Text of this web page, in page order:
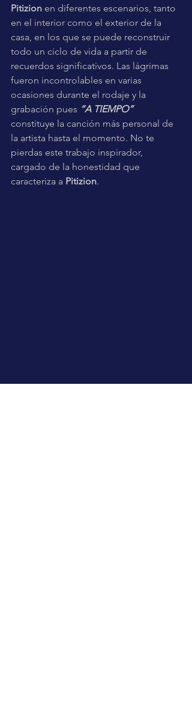
Pitizion en diferentes escenarios, tanto
en el interior como el exterior de la
casa, en los que se puede reconstruir
todo un ciclo de vida a partir de
recuerdos significativos. Las lágrimas
fueron incontrolables en varias
ocasiones durante el rodaje y la
grabación pues “A TIEMPO”
constituye la canción más personal de
la artista hasta el momento. No te
pierdas este trabajo inspirador,
cargado de la honestidad que
caracteriza a Pitizion.